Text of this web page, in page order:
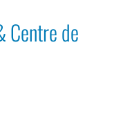
Centre de